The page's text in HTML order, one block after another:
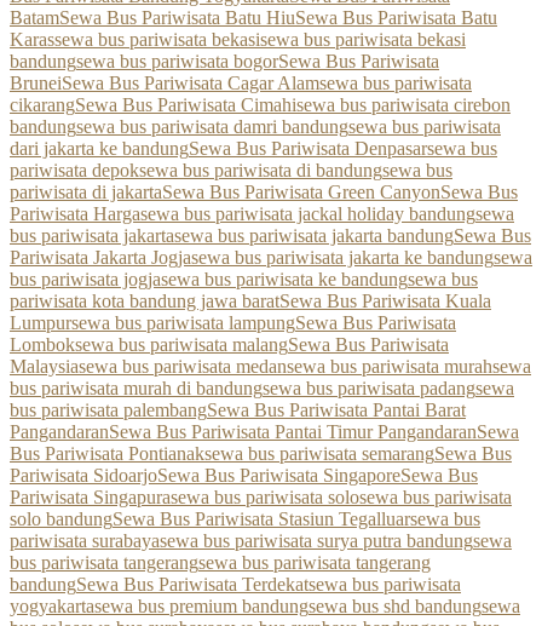
BatamSewa Bus Pariwisata Batu HiuSewa Bus Pariwisata Batu
Karassewa bus pariwisata bekasisewa bus pariwisata bekasi
bandungsewa bus pariwisata bogorSewa Bus Pariwisata
BruneiSewa Bus Pariwisata Cagar Alamsewa bus pariwisata
cikarangSewa Bus Pariwisata Cimahisewa bus pariwisata cirebon
bandungsewa bus pariwisata damri bandungsewa bus pariwisata
dari jakarta ke bandungSewa Bus Pariwisata Denpasarsewa bus
pariwisata depoksewa bus pariwisata di bandungsewa bus
pariwisata di jakartaSewa Bus Pariwisata Green CanyonSewa Bus
Pariwisata Hargasewa bus pariwisata jackal holiday bandungsewa
bus pariwisata jakartasewa bus pariwisata jakarta bandungSewa Bus
Pariwisata Jakarta Jogjasewa bus pariwisata jakarta ke bandungsewa
bus pariwisata jogjasewa bus pariwisata ke bandungsewa bus
pariwisata kota bandung jawa baratSewa Bus Pariwisata Kuala
Lumpursewa bus pariwisata lampungSewa Bus Pariwisata
Lomboksewa bus pariwisata malangSewa Bus Pariwisata
Malaysiasewa bus pariwisata medansewa bus pariwisata murahsewa
bus pariwisata murah di bandungsewa bus pariwisata padangsewa
bus pariwisata palembangSewa Bus Pariwisata Pantai Barat
PangandaranSewa Bus Pariwisata Pantai Timur PangandaranSewa
Bus Pariwisata Pontianaksewa bus pariwisata semarangSewa Bus
Pariwisata SidoarjoSewa Bus Pariwisata SingaporeSewa Bus
Pariwisata Singapurasewa bus pariwisata solosewa bus pariwisata
solo bandungSewa Bus Pariwisata Stasiun Tegalluarsewa bus
pariwisata surabayasewa bus pariwisata surya putra bandungsewa
bus pariwisata tangerangsewa bus pariwisata tangerang
bandungSewa Bus Pariwisata Terdekatsewa bus pariwisata
yogyakartasewa bus premium bandungsewa bus shd bandungsewa